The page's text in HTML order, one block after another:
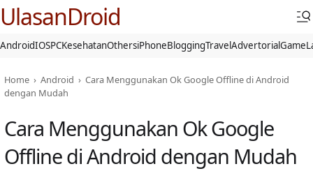
UlasanDroid
AndroidIOSPCKesehatanOthersiPhoneBloggingTravelAdvertorialGame
Home › Android › Cara Menggunakan Ok Google Offline di Android
dengan Mudah
Cara Menggunakan Ok Google
Offline di Android dengan Mudah